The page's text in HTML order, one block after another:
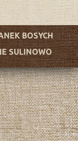
BOSYCH
SULINOWO